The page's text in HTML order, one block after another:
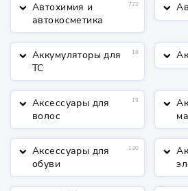
keyboard_arrow_down Автохимия и
автокосметика
722 keyboard_arrow_down
keyboard_arrow_down Аккумуляторы для
ТС
18 keyboard_arrow_down
keyboard_arrow_down Аксессуары для
волос
19 keyboard_arrow_down
keyboard_arrow_down Аксессуары для
обуви
130 keyboard_arrow_down